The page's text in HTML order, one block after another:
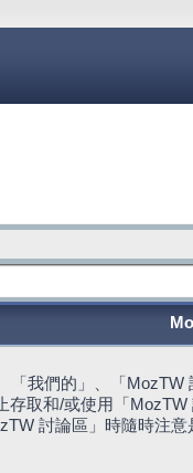
我們的」、「
取和/或使用「
討論區」時隨時注